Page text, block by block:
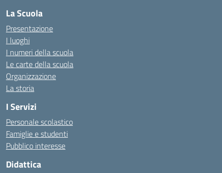
La Scuola
Presentazione
I luoghi
I numeri della scuola
Le carte della scuola
Organizzazione
La storia
I Servizi
Personale scolastico
Famiglie e studenti
Pubblico interesse
Didattica